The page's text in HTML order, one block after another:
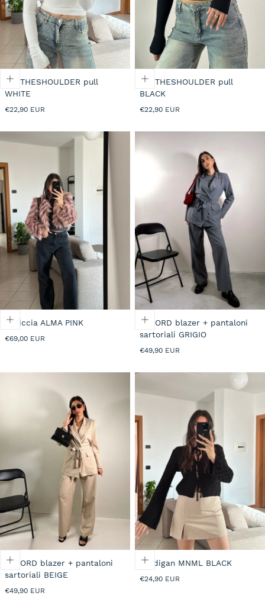
I
O
N
OFFTHESHOULDER pull
WHITE
Prezzo
€22,90 EUR
OFFTHESHOULDER pull
BLACK
Prezzo
€22,90 EUR
Pelliccia ALMA PINK
Prezzo
€69,00 EUR
CO-ORD blazer + pantaloni
sartoriali GRIGIO
Prezzo
€49,90 EUR
CO-ORD blazer + pantaloni
sartoriali BEIGE
Prezzo
€49,90 EUR
Cardigan MNML BLACK
Prezzo
€24,90 EUR